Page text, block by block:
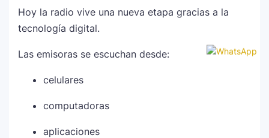
Hoy la radio vive una nueva etapa gracias a la
tecnología digital.
Las emisoras se escuchan desde:
celulares
computadoras
aplicaciones